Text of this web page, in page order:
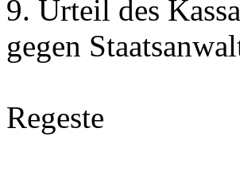
9. Urteil des
gegen
Regeste